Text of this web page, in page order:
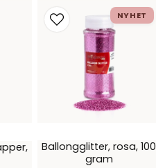
Ballongglitter, rosa, 100
gram
NYHET